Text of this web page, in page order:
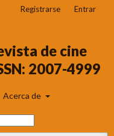
de cine
2007-4999
Acerca de
Registrarse Entrar